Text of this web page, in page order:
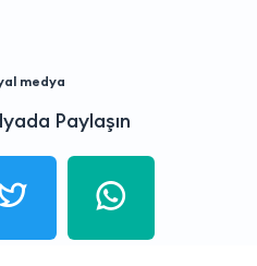
medya
Paylaşın